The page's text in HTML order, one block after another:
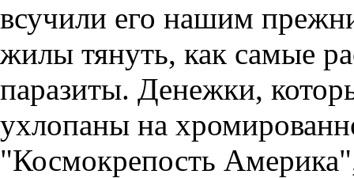
всучили его нашим
жилы тянуть, как самые
паразиты. Денежки,
ухлопаны на
"Космокрепость